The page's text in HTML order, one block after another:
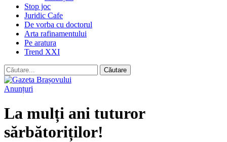
Stop joc
Juridic Cafe
De vorba cu doctorul
Arta rafinamentului
Pe aratura
Trend XXI
Anunțuri
La mulți ani tuturor
sărbătoriților!